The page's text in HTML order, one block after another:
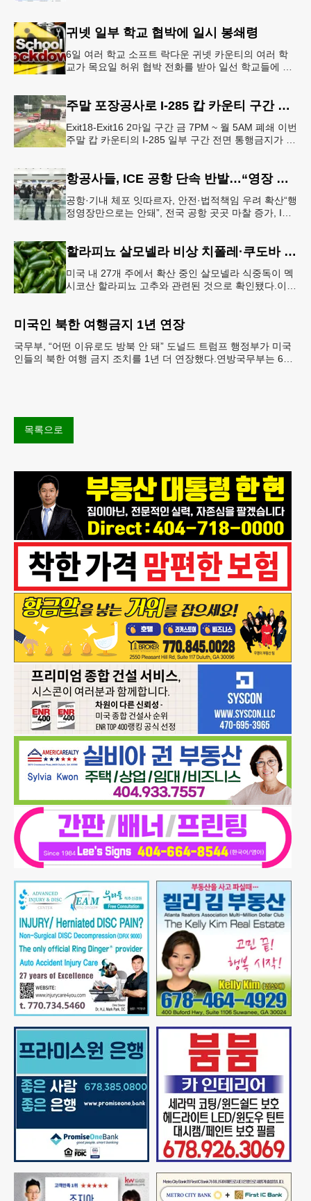
귀넷 일부 학교 협박에 일시 봉쇄령
6일 여러 학교 소프트 락다운 귀넷 카운티의 여러 학
교가 목요일 허위 협박 전화를 받아 일선 학교들에 일
주말 포장공사로 I-285 캅 카운티 구간 통행금지
Exit18-Exit16 2마일 구간 금 7PM ~ 월 5AM 폐쇄 이번
주말 캅 카운티의 I-285 일부 구간 전면 통행금지가 시
항공사들, ICE 공항 단속 반발…“영장 없인 협조 불가”
공항·기내 체포 잇따르자, 안전·법적책임 우려 확산“행
정영장만으로는 안돼”, 전국 공항 곳곳 마찰 증가, ICE
할라피뇨 살모넬라 비상 치폴레·쿠도바 긴급 회수
미국 내 27개 주에서 확산 중인 살모넬라 식중독이 멕
시코산 할라피뇨 고추와 관련된 것으로 확인됐다.이에
미국인 북한 여행금지 1년 연장
국무부, “어떤 이유로도 방북 안 돼” 도널드 트럼프 행정부가 미국
인들의 북한 여행 금지 조치를 1년 더 연장했다.연방국무부는 6일
목록으로